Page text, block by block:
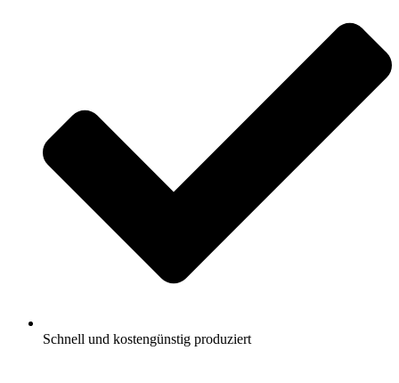
Schnell und kostengünstig produziert